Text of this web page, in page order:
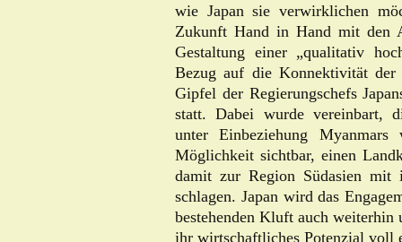
wie Japan sie verwirklichen
Zukunft Hand in Hand mit den
Gestaltung einer „qualitativ
Bezug auf die Konnektivität
Gipfel der Regierungschefs
statt. Dabei wurde vereinbart,
unter Einbeziehung
Möglichkeit sichtbar, einen
damit zur Region Südasien mit
schlagen. Japan wird das
bestehenden Kluft auch weiterhin
ihr wirtschaftliches Potenzial voll